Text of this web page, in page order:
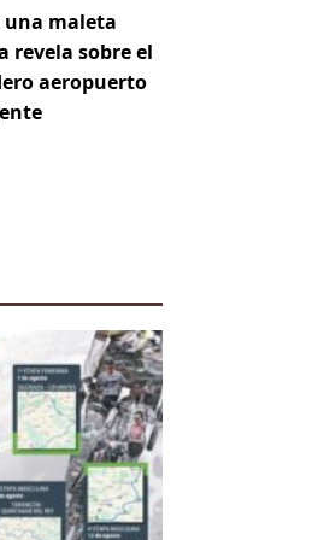
una maleta
revela sobre el
aeropuerto